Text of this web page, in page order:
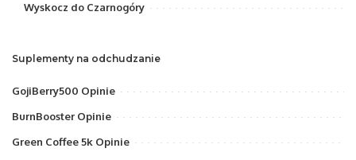
Wyskocz do Czarnogóry
Suplementy na odchudzanie
GojiBerry500 Opinie
BurnBooster Opinie
Green Coffee 5k Opinie